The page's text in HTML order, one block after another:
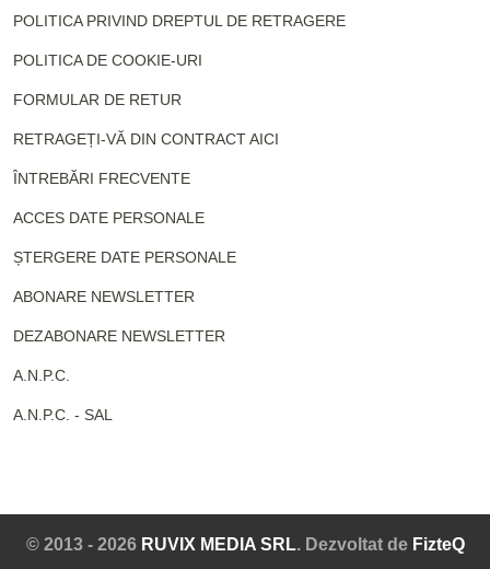
POLITICA PRIVIND DREPTUL DE RETRAGERE
POLITICA DE COOKIE-URI
FORMULAR DE RETUR
RETRAGEȚI-VĂ DIN CONTRACT AICI
ÎNTREBĂRI FRECVENTE
ACCES DATE PERSONALE
ȘTERGERE DATE PERSONALE
ABONARE NEWSLETTER
DEZABONARE NEWSLETTER
A.N.P.C.
A.N.P.C. - SAL
© 2013 - 2026 RUVIX MEDIA SRL. Dezvoltat de FizteQ